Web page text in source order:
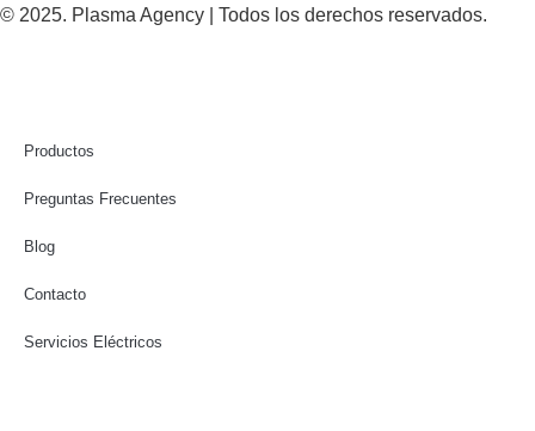
© 2025. Plasma Agency | Todos los derechos reservados.
Productos
Preguntas Frecuentes
Blog
Contacto
Servicios Eléctricos